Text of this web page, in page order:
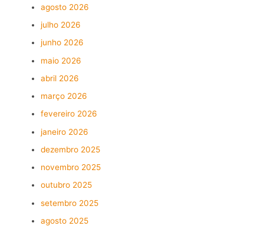
agosto 2026
julho 2026
junho 2026
maio 2026
abril 2026
março 2026
fevereiro 2026
janeiro 2026
dezembro 2025
novembro 2025
outubro 2025
setembro 2025
agosto 2025